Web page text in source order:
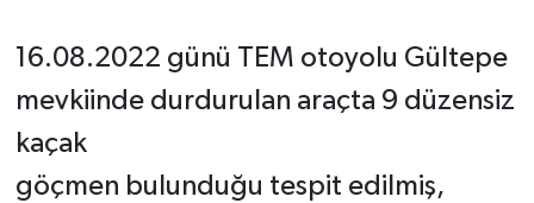
16.08.2022 günü TEM otoyolu Gültepe
mevkiinde durdurulan araçta 9 düzensiz
kaçak
göçmen bulunduğu tespit edilmiş,